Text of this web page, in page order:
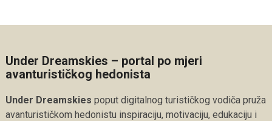
Under Dreamskies – portal po mjeri
avanturističkog hedonista
Under Dreamskies poput digitalnog turističkog vodiča pruža
avanturističkom hedonistu inspiraciju, motivaciju, edukaciju i